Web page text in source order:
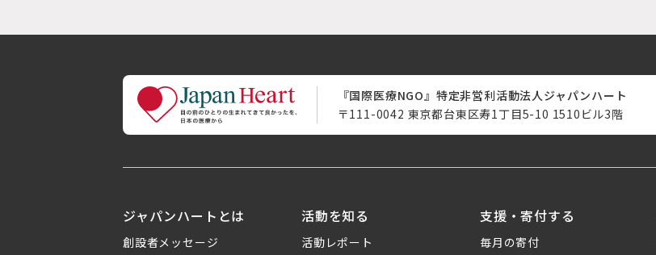
『国際医療NGO』特定非営利活動法人ジャパンハート
〒111-0042 東京都台東区寿1丁目5-10 1510ビル3階
ジャパンハートとは
創設者メッセージ
活動を知る
活動レポート
支援・寄付する
毎月の寄付